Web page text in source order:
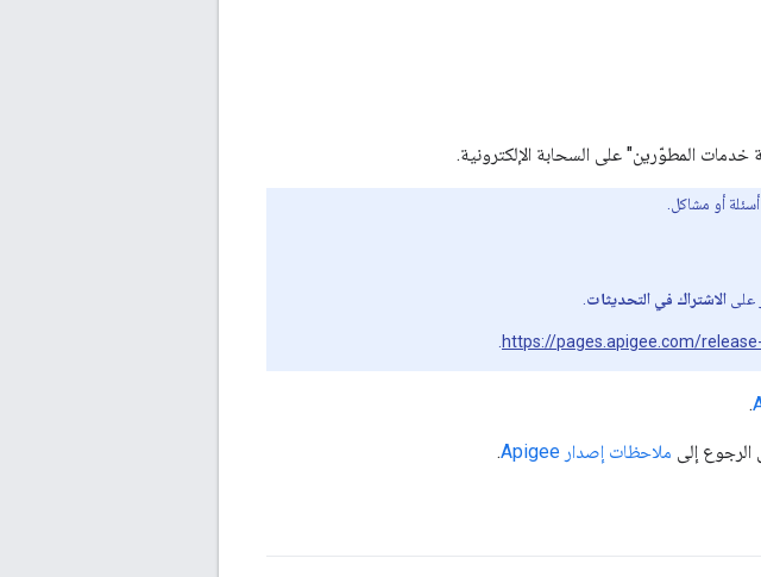
أو مشاكل.
على الاشتراك في التحديثات
https://pages.apigee.com/
.
ملاحظات إصدار Apigee .